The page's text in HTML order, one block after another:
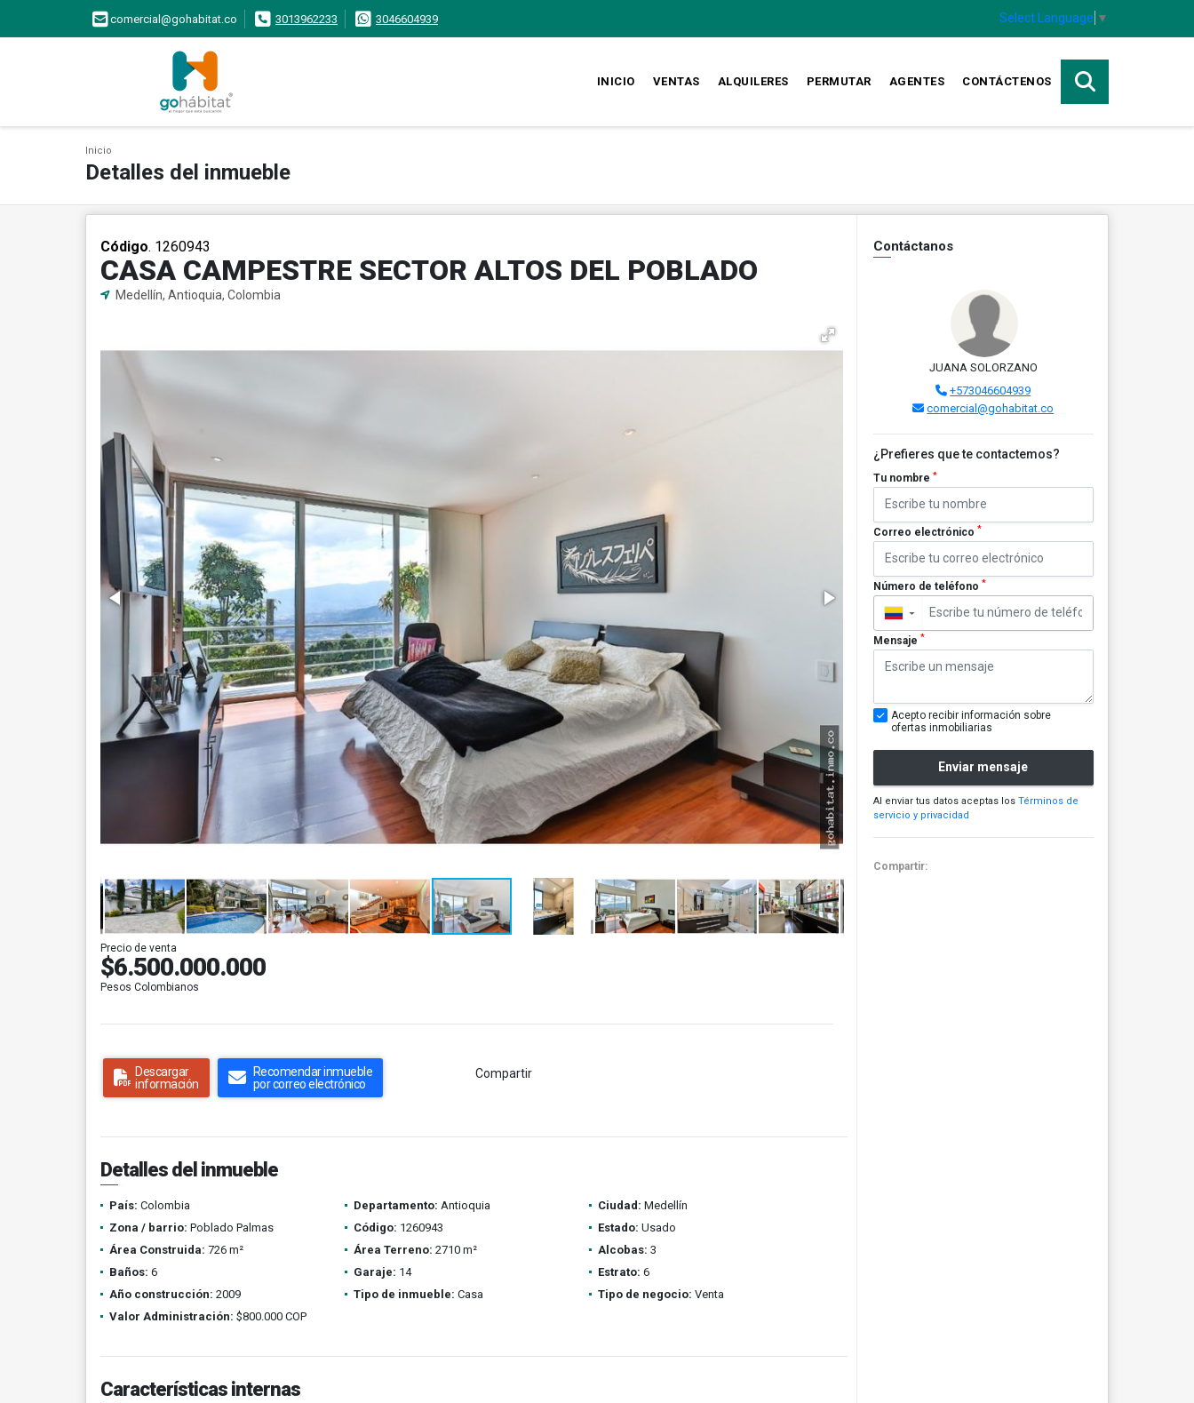
comercial@gohabitat.co 3013962233 3046604939 Select Language ▼
INICIO VENTAS ALQUILERES PERMUTAR AGENTES CONTÁCTENOS
Inicio
Detalles del inmueble
Código. 1260943
CASA CAMPESTRE SECTOR ALTOS DEL POBLADO
Medellín, Antioquia, Colombia
Precio de venta
$6.500.000.000
Pesos Colombianos
Descargar
información
Recomendar inmueble
por correo electrónico
Compartir
Detalles del inmueble
País: Colombia Departamento: Antioquia Ciudad: Medellín
Zona / barrio: Poblado Palmas Código: 1260943 Estado: Usado
Área Construida: 726 m² Área Terreno: 2710 m² Alcobas: 3
Baños: 6 Garaje: 14 Estrato: 6
Año construcción: 2009 Tipo de inmueble: Casa Tipo de negocio: Venta
Valor Administración: $800.000 COP
Características internas
Contáctanos
JUANA SOLORZANO
+573046604939
comercial@gohabitat.co
¿Prefieres que te contactemos?
Tu nombre *
Correo electrónico *
Número de teléfono *
▼
Mensaje *
Acepto recibir información sobre
ofertas inmobiliarias
Enviar mensaje
Al enviar tus datos aceptas los Términos de
servicio y privacidad
Compartir: